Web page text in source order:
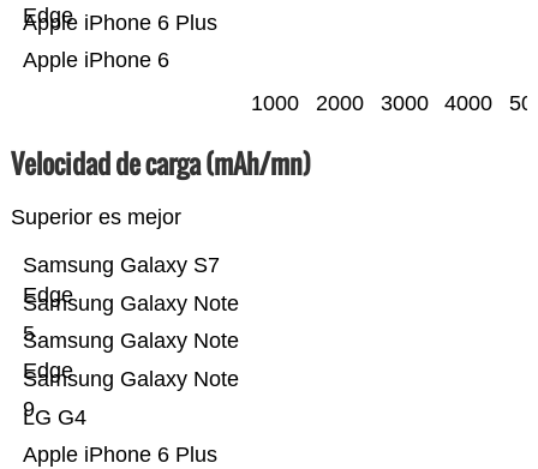
Apple iPhone 6
Apple iPhone 6 Plus
Edge
1000 2000 3000 4000
Velocidad de carga (mAh/mn)
Superior es mejor
Apple iPhone 6 Plus
LG G4
Samsung Galaxy Note
9
Samsung Galaxy Note
Edge
Samsung Galaxy Note
5
Samsung Galaxy S7
Edge